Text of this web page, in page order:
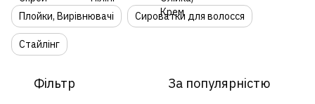
Плойки, Вирівнювачі Сироватки для волосся
Стайлінг
Фільтр За популярністю